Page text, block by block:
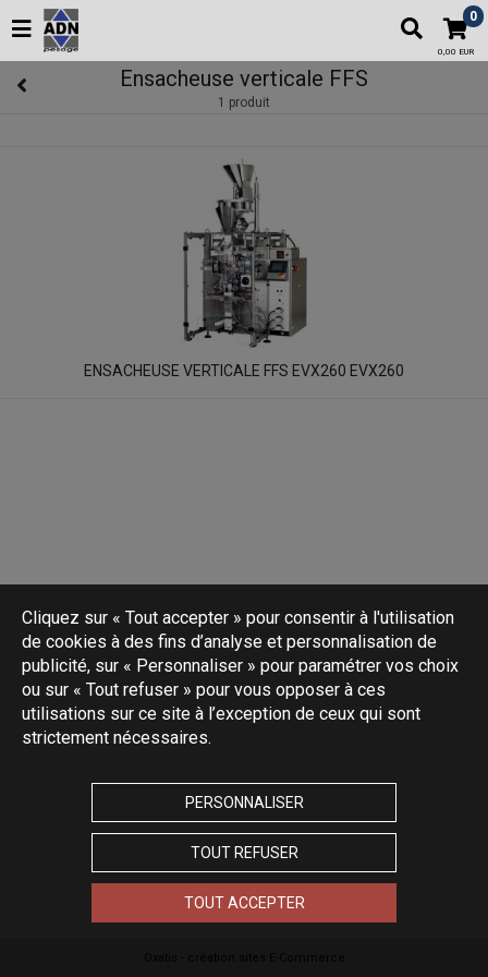
0
0,00 EUR
Ensacheuse verticale FFS
1 produit
ENSACHEUSE VERTICALE FFS EVX260 EVX260
Cliquez sur « Tout accepter » pour consentir à l'utilisation
de cookies à des fins d’analyse et personnalisation de
publicité, sur « Personnaliser » pour paramétrer vos choix
ou sur « Tout refuser » pour vous opposer à ces
utilisations sur ce site à l’exception de ceux qui sont
strictement nécessaires.
PERSONNALISER
TOUT REFUSER
TOUT ACCEPTER